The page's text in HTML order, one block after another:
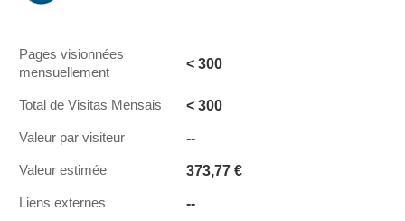
Pages visionnées
mensuellement
< 300
Total de Visitas Mensais < 300
Valeur par visiteur --
Valeur estimée 373,77 €
Liens externes --